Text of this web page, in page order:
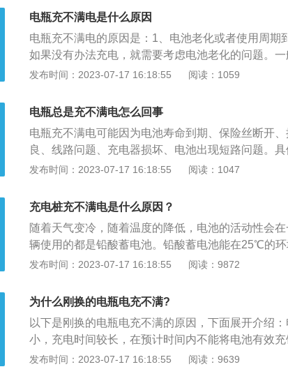
充电注意事项：1.按照电瓶容量大小不同，一般在8-
间及凌晨最易引发火灾，所以充电尽量在白天，且
的灯由红变绿，应尽快拔掉插头。3.充电环境须通风
所以，充电的时候，最好把电池和充电器安排在有
车辆存放时有暴晒、淋雨等情况。4.远离易燃易爆物
更大的火灾。5.不要将电动车停放在楼道处，不要占
停在小区车库。如需充电，也要在指定地点充电，
电。6.电动车不能在亏电状态下进行充电，一般电
车应该每月进行一次完全充电。7.充电器要原装的，
不能过量充电，也不能少量再频繁的充电。8.充电的
插在电动车电池上，然后再接通电源，保障电瓶电
覆盖任何物体，以免发热高温引起自燃火灾。9.行
确方法是冷却半小时后，电池冷却之后再进行充电，
电瓶充不满电是什么原因
电瓶充不满电的原因是：1、电池老化或者使用周期
如果没有办法充电，就需要考虑电池老化的问题。
间。解决方法：需要更换新的电池。2、车主使用习
险丝断开。解决方法：需要到4s店或者维修店找专业
4、保险管和保险座之间接触不良。解决方法：需要
电瓶的插线接头有氧化或接触不良。解决方法：就将
保证接触无碍即可。电瓶的插线接头有氧化或接触
电器输出电压过低，甚至不能输出电压时，也会导致
断开或者接触不良，也会导致充不满电。解决方法：
8、电池出现短路问题，电池由于密度大，遇到路面
的电池断路。解决方法：这种情况需要去专业的维
电机问题。发电机皮带松驰，发电机碳刷，滑环磨损
发布时间：2023-07-17 16:18:55 阅读：1059
电瓶总是充不满电怎么回事
电瓶充不满电可能因为电池寿命到期、保险丝断开
良、线路问题、充电器损坏、电池出现短路问题。
池寿命到期再好的电池产品也有自己的寿命周期。如
和用户的使用习惯有关。如果电池寿命到期就只能更
果电池的内部保险丝断开，电池也就没电。这时候
店铺或者买车的专卖店更换保险丝，千万不要自己
与保险座之间接触不良的时候，也会出现电动车电
况，这时候，用户需要到专业的维修网店进行维修，
题，电动车电池30%的故障是来自于电池与电源接触
或充不满电，这时候需要将充电器拔下来，重新插上
充不满或者充不上电。五、线路问题充电线路出现
器在使用过程中出现了故障，导致电池参数漂移，或
发布时间：2023-07-17 16:18:55 阅读：1047
充电桩充不满电是什么原因？
随着天气变冷，随着温度的降低，电池的活动性会
辆使用的都是铅酸蓄电池。铅酸蓄电池能在25℃的
放电，而在15℃时，蓄电池的充电和储存容量仅为正
只是使用计时器。当适配器主动切断电流时，会触发
头已拔出或车辆已满，充电桩主动结束充电。当适
入。普通插座充电时，由于无论实际充电情况如何，
当这种适配器重新工作时，它可以继续有电源输入
充电。
发布时间：2023-07-17 16:18:55 阅读：9872
为什么刚换的电瓶电充不满?
以下是刚换的电瓶电充不满的原因，下面展开介绍
小，充电时间较长，在预计时间内不能将电池有效
境温度过高：充电环境温度过高超过45℃，造成电池
发布时间：2023-07-17 16:18:55 阅读：9639